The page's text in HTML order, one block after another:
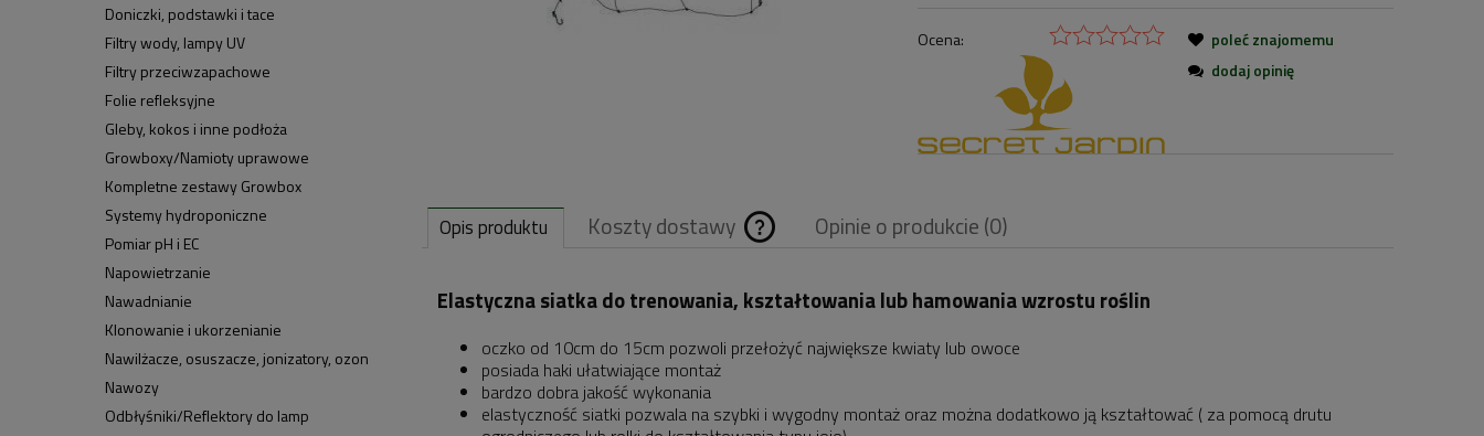
Doniczki, podstawki i tace
Filtry wody, lampy UV
Filtry przeciwzapachowe
Folie refleksyjne
Gleby, kokos i inne podłoża
Growboxy/Namioty uprawowe
Kompletne zestawy Growbox
Systemy hydroponiczne
Pomiar pH i EC
Napowietrzanie
Nawadnianie
Klonowanie i ukorzenianie
Nawilżacze, osuszacze, jonizatory, ozon
Nawozy
Odbłyśniki/Reflektory do lamp
Ocena:
poleć znajomemu
dodaj opinię
Opis produktu Koszty dostawy
Cena nie zawiera
ewentualnych
kosztów płatności
Opinie o produkcie (0)
Elastyczna siatka do trenowania, kształtowania lub hamowania wzrostu roślin
oczko od 10cm do 15cm pozwoli przełożyć największe kwiaty lub owoce
posiada haki ułatwiające montaż
bardzo dobra jakość wykonania
elastyczność siatki pozwala na szybki i wygodny montaż oraz można dodatkowo ją kształtować ( za pomocą drutu